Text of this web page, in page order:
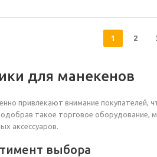
1 2
для манекенов
привлекают внимание покупателей,
такое торговое оборудование,
аксессуаров.
выбора